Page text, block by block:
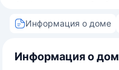
Информация о доме
Информация о